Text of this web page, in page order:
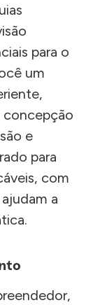
para o
um
concepção
e
para
com
a